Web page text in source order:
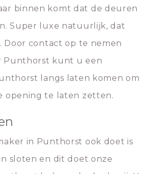
binnen komt dat de deuren
Super luxe natuurlijk, dat
Door contact op te nemen
Punthorst kunt u een
langs laten komen om
opening te laten zetten.
in Punthorst ook doet is
sloten en dit doet onze